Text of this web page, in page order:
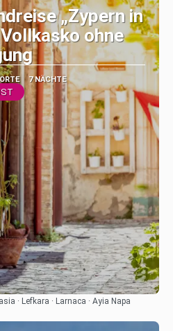
„Zypern in
ohne
7 NÄCHTE
· Lefkara · Larnaca · Ayia Napa